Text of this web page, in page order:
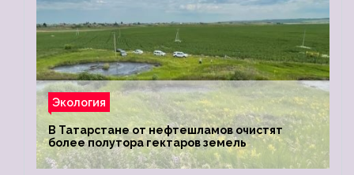
Экология
В Татарстане от нефтешламов очистят
более полутора гектаров земель